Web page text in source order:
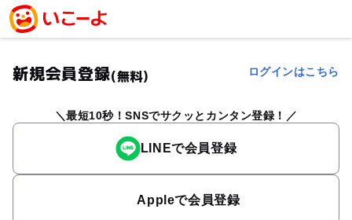
新規会員登録(無料) ログインはこちら
最短10秒！SNSでサクッとカンタン登録！
LINEで会員登録
Appleで会員登録